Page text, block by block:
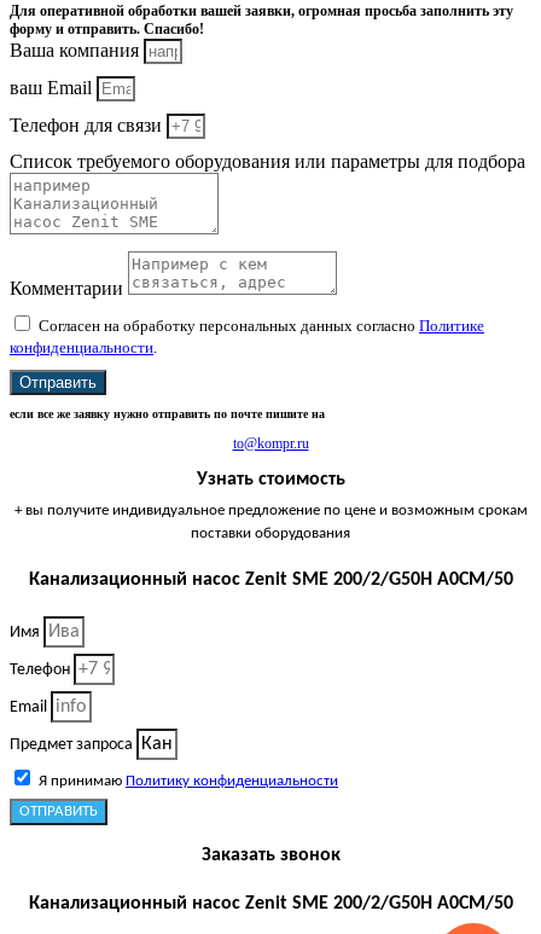
Для оперативной обработки вашей заявки, огромная просьба заполнить эту
форму и отправить. Спасибо!
Ваша компания
ваш Email
Телефон для связи
Список требуемого оборудования или параметры для подбора
Комментарии
Согласен на обработку персональных данных согласно Политике
конфиденциальности
Отправить
если все же заявку нужно отправить по почте пишите на
to@kompr.ru
Узнать стоимость
+ вы получите индивидуальное предложение по цене и возможным срокам
поставки оборудования
Канализационный насос Zenit SME 200/2/G50H A0CM/50
Имя
Телефон
Email
Предмет запроса
Я принимаю Политику конфиденциальности
ОТПРАВИТЬ
Заказать звонок
Канализационный насос Zenit SME 200/2/G50H A0CM/50